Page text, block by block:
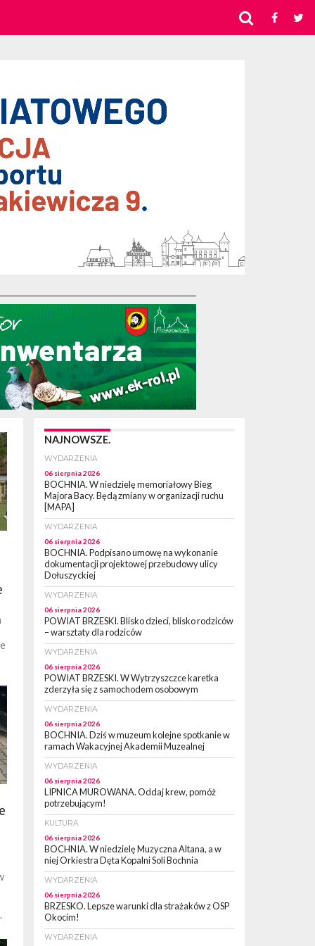
NAJNOWSZE.
WYDARZENIA
06 sierpnia 2026
BOCHNIA. W niedzielę memoriałowy Bieg
Majora Bacy. Będą zmiany w organizacji ruchu
[MAPA]
WYDARZENIA
06 sierpnia 2026
BOCHNIA. Podpisano umowę na wykonanie
dokumentacji projektowej przebudowy ulicy
Dołuszyckiej
WYDARZENIA
06 sierpnia 2026
POWIAT BRZESKI. Blisko dzieci, blisko rodziców
– warsztaty dla rodziców
WYDARZENIA
06 sierpnia 2026
POWIAT BRZESKI. W Wytrzyszczce karetka
zderzyła się z samochodem osobowym
WYDARZENIA
06 sierpnia 2026
BOCHNIA. Dziś w muzeum kolejne spotkanie w
ramach Wakacyjnej Akademii Muzealnej
WYDARZENIA
06 sierpnia 2026
LIPNICA MUROWANA. Oddaj krew, pomóż
potrzebującym!
KULTURA
06 sierpnia 2026
BOCHNIA. W niedzielę Muzyczna Altana, a w
niej Orkiestra Dęta Kopalni Soli Bochnia
WYDARZENIA
06 sierpnia 2026
BRZESKO. Lepsze warunki dla strażaków z OSP
Okocim!
WYDARZENIA